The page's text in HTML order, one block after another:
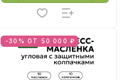
-30% ОТ 50 000 ₽